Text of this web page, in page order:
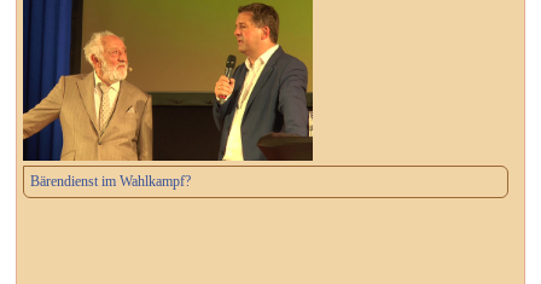
Bärendienst im Wahlkampf?